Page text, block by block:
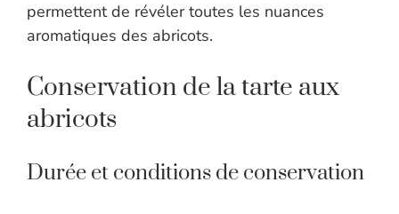
permettent de révéler toutes les nuances
aromatiques des abricots.
Conservation de la tarte aux
abricots
Durée et conditions de conservation